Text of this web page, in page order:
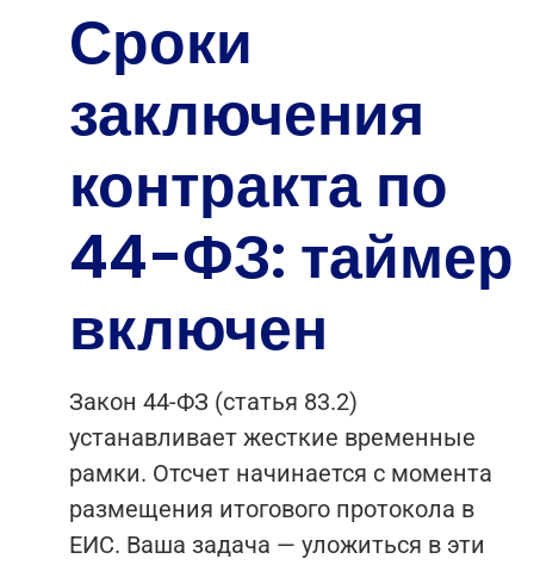
Сроки
заключения
контракта по
44-ФЗ: таймер
включен
Закон 44-ФЗ (статья 83.2)
устанавливает жесткие временные
рамки. Отсчет начинается с момента
размещения итогового протокола в
ЕИС. Ваша задача — уложиться в эти